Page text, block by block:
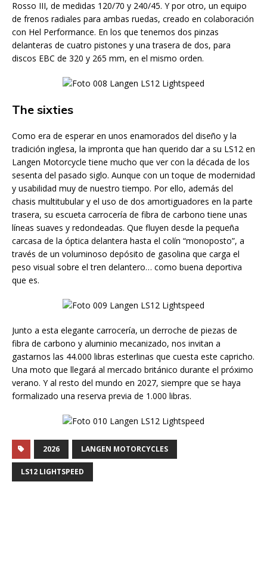
Rosso III, de medidas 120/70 y 240/45. Y por otro, un equipo
de frenos radiales para ambas ruedas, creado en colaboración
con Hel Performance. En los que tenemos dos pinzas
delanteras de cuatro pistones y una trasera de dos, para
discos EBC de 320 y 265 mm, en el mismo orden.
The sixties
Como era de esperar en unos enamorados del diseño y la
tradición inglesa, la impronta que han querido dar a su LS12 en
Langen Motorcycle tiene mucho que ver con la década de los
sesenta del pasado siglo. Aunque con un toque de modernidad
y usabilidad muy de nuestro tiempo. Por ello, además del
chasis multitubular y el uso de dos amortiguadores en la parte
trasera, su escueta carrocería de fibra de carbono tiene unas
líneas suaves y redondeadas. Que fluyen desde la pequeña
carcasa de la óptica delantera hasta el colín “monoposto”, a
través de un voluminoso depósito de gasolina que carga el
peso visual sobre el tren delantero… como buena deportiva
que es.
Junto a esta elegante carrocería, un derroche de piezas de
fibra de carbono y aluminio mecanizado, nos invitan a
gastarnos las 44.000 libras esterlinas que cuesta este capricho.
Una moto que llegará al mercado británico durante el próximo
verano. Y al resto del mundo en 2027, siempre que se haya
formalizado una reserva previa de 1.000 libras.
2026 LANGEN MOTORCYCLES
LS12 LIGHTSPEED